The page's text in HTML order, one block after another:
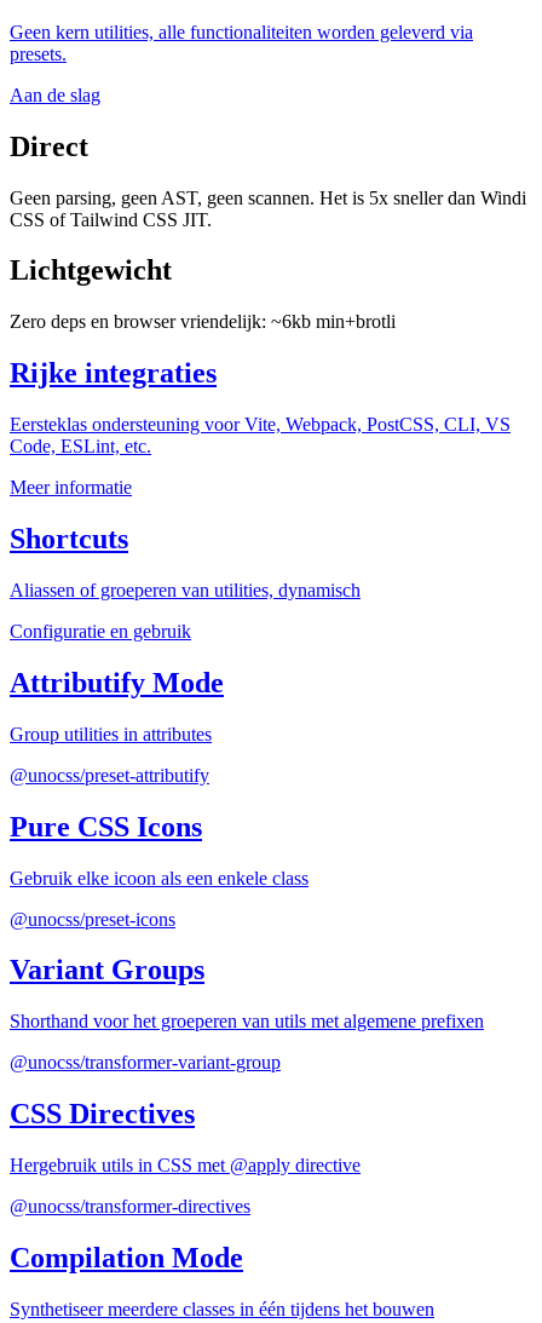
Geen kern utilities, alle functionaliteiten worden geleverd via
presets.
Aan de slag
Direct
Geen parsing, geen AST, geen scannen. Het is 5x sneller dan Windi
CSS of Tailwind CSS JIT.
Lichtgewicht
Zero deps en browser vriendelijk: ~6kb min+brotli
Rijke integraties
Eersteklas ondersteuning voor Vite, Webpack, PostCSS, CLI, VS
Code, ESLint, etc.
Meer informatie
Shortcuts
Aliassen of groeperen van utilities, dynamisch
Configuratie en gebruik
Attributify Mode
Group utilities in attributes
@unocss/preset-attributify
Pure CSS Icons
Gebruik elke icoon als een enkele class
@unocss/preset-icons
Variant Groups
Shorthand voor het groeperen van utils met algemene prefixen
@unocss/transformer-variant-group
CSS Directives
Hergebruik utils in CSS met @apply directive
@unocss/transformer-directives
Compilation Mode
Synthetiseer meerdere classes in één tijdens het bouwen